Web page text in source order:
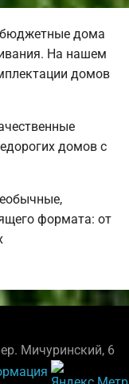
бюджетные дома
На нашем
домов
домов с
формата: от
Мичуринский, 6